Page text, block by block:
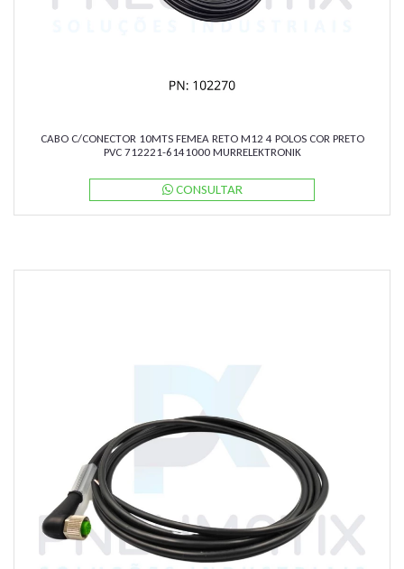
CABO C/CONECTOR 10MTS FEMEA RETO M12 4 POLOS COR PRETO
PVC 712221-6141000 MURRELEKTRONIK
CONSULTAR